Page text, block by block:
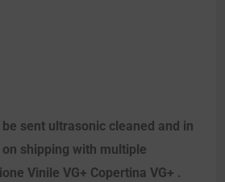
sent ultrasonic cleaned and in
shipping with multiple
Vinile VG+ Copertina VG+ .